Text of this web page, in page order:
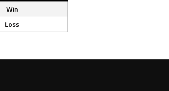
Win
Loss